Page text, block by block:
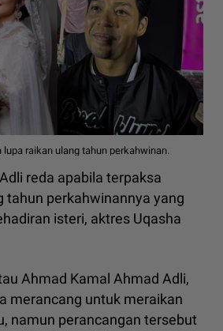
lupa raikan ulang tahun perkahwinan.
reda apabila terpaksa
tahun perkahwinannya yang
isteri, aktres Uqasha
Ahmad Kamal Ahmad Adli,
merancang untuk meraikan
namun perancangan tersebut